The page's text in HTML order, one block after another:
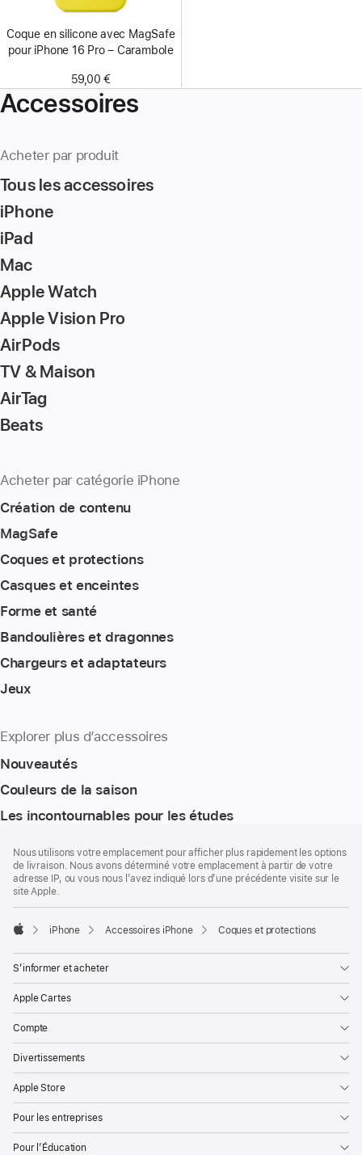
Coque en silicone avec MagSafe
pour iPhone 16 Pro – Carambole
59,00 €
Accessoires
Acheter par produit
Tous les accessoires
iPhone
iPad
Mac
Apple Watch
Apple Vision Pro
AirPods
TV & Maison
AirTag
Beats
Acheter par catégorie iPhone
Création de contenu
MagSafe
Coques et protections
Casques et enceintes
Forme et santé
Bandoulières et dragonnes
Chargeurs et adaptateurs
Jeux
Explorer plus d’accessoires
Nouveautés
Couleurs de la saison
Les incontournables pour les études
de
page
de
bas
de
Nous utilisons votre emplacement pour afficher plus rapidement les options
de livraison. Nous avons déterminé votre emplacement à partir de votre
adresse IP, ou vous nous l’avez indiqué lors d’une précédente visite sur le
site Apple.
iPhone Accessoires iPhone Coques et protections
S’informer et acheter
Apple Cartes
Compte
Divertissements
Apple Store
Pour les entreprises
Pour l’Éducation